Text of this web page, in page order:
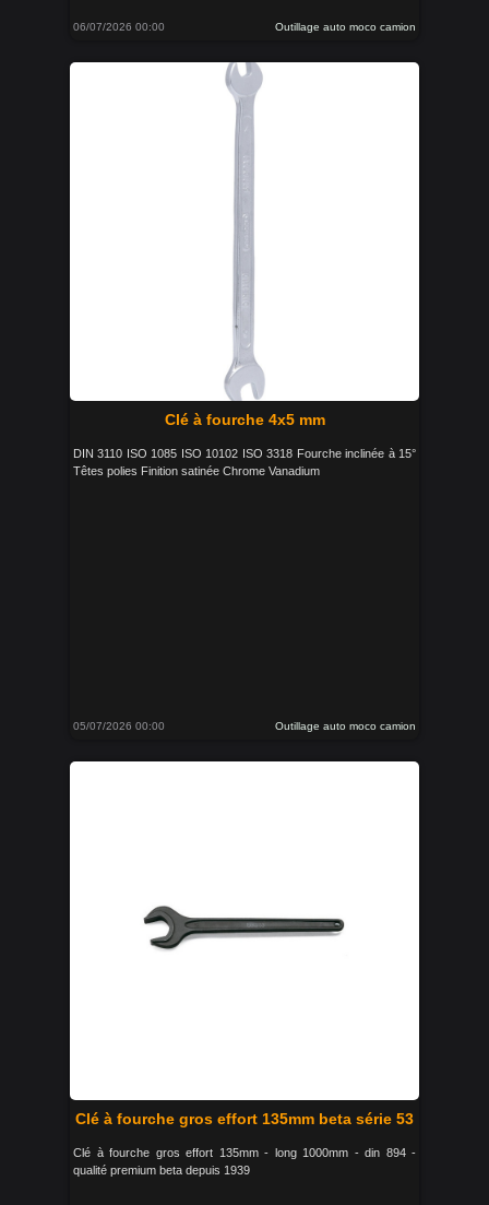
06/07/2026 00:00 Outillage auto moco camion
Clé à fourche 4x5 mm
DIN 3110 ISO 1085 ISO 10102 ISO 3318 Fourche inclinée à 15°
Têtes polies Finition satinée Chrome Vanadium
05/07/2026 00:00 Outillage auto moco camion
Clé à fourche gros effort 135mm beta série 53
Clé à fourche gros effort 135mm - long 1000mm - din 894 -
qualité premium beta depuis 1939